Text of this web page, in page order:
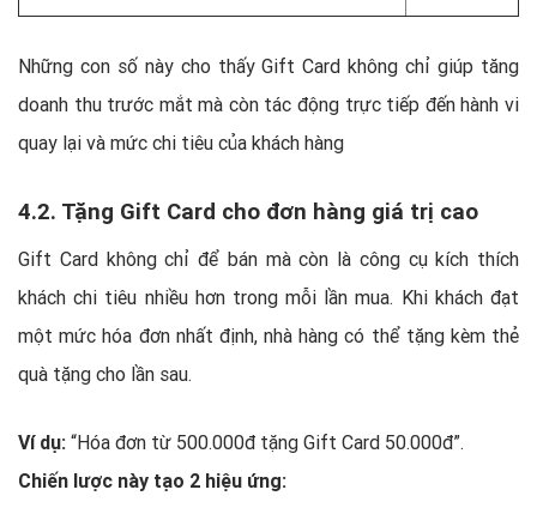
Những con số này cho thấy Gift Card không chỉ giúp tăng
doanh thu trước mắt mà còn tác động trực tiếp đến hành vi
quay lại và mức chi tiêu của khách hàng
4.2. Tặng Gift Card cho đơn hàng giá trị cao
Gift Card không chỉ để bán mà còn là công cụ kích thích
khách chi tiêu nhiều hơn trong mỗi lần mua. Khi khách đạt
một mức hóa đơn nhất định, nhà hàng có thể tặng kèm thẻ
quà tặng cho lần sau.
Ví dụ: “Hóa đơn từ 500.000đ tặng Gift Card 50.000đ”.
Chiến lược này tạo 2 hiệu ứng: